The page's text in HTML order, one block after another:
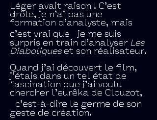
Léger avait raison ! C’est
drôle, je n’ai pas une
formation d’analyste, mais
c’est vrai que je me suis
surpris en train d’analyser Les
Diaboliqueset son réalisateur.
Quand j’ai découvert le film,
j’étais dans un tel état de
fascination que j’ai voulu
chercher l’eurêka de Clouzot,
c’est-à-dire le germe de son
geste de création.